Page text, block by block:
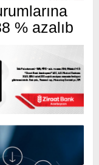
% azalıb